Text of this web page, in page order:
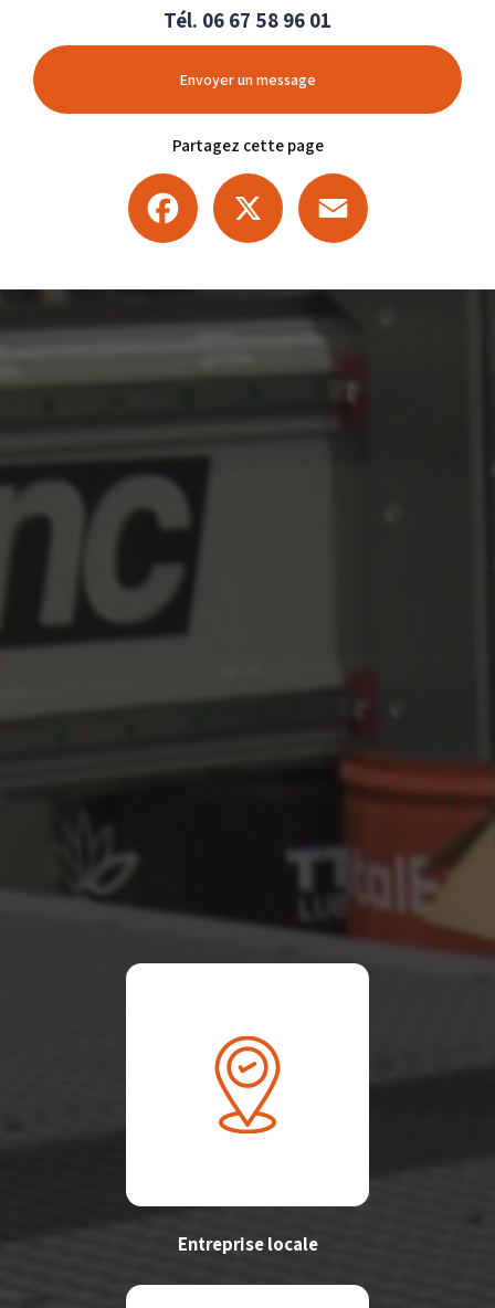
Tél. 06 67 58 96 01
Envoyer un message
Partagez cette page
Facebook
Entreprise locale